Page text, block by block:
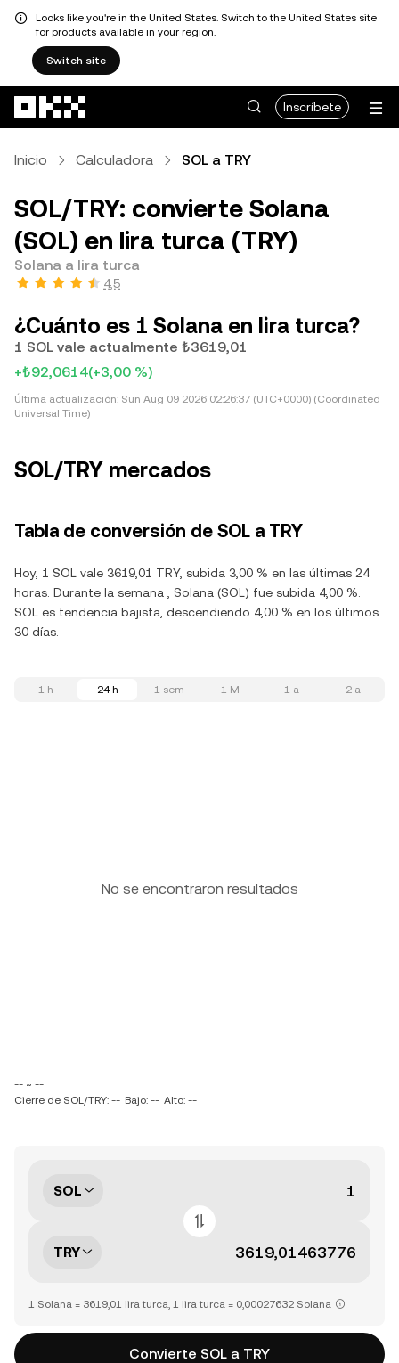
Looks like you're in the United States. Switch to the United States site
for products available in your region.
Switch site
Inscríbete
Inicio Calculadora SOL a TRY
SOL/TRY: convierte Solana
(SOL) en lira turca (TRY)
Solana a lira turca
4,5
¿Cuánto es 1 Solana en lira turca?
1 SOL vale actualmente ₺3619,01
+₺92,0614(+3,00 %)
Última actualización: Sun Aug 09 2026 02:26:37 (UTC+0000) (Coordinated
Universal Time)
SOL/TRY mercados
Tabla de conversión de SOL a TRY
Hoy, 1 SOL vale 3619,01 TRY, subida 3,00 % en las últimas 24
horas. Durante la semana , Solana (SOL) fue subida 4,00 %.
SOL es tendencia bajista, descendiendo 4,00 % en los últimos
30 días.
1 h 24 h 1 sem 1 M 1 a 2 a
No se encontraron resultados
-- ~ --
Cierre de SOL/TRY: -- Bajo: -- Alto: --
SOL
TRY
1 Solana = 3619,01 lira turca, 1 lira turca = 0,00027632 Solana
Convierte SOL a TRY